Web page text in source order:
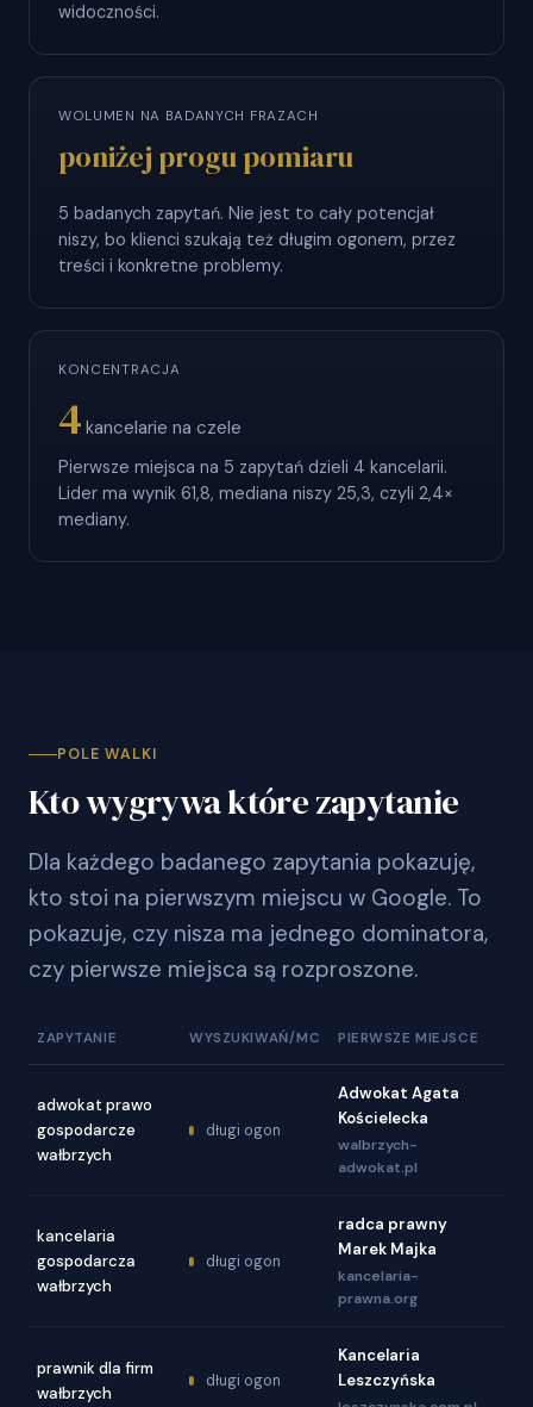
widoczności.
WOLUMEN NA BADANYCH FRAZACH
poniżej progu pomiaru
5 badanych zapytań. Nie jest to cały potencjał
niszy, bo klienci szukają też długim ogonem, przez
treści i konkretne problemy.
KONCENTRACJA
4 kancelarie na czele
Pierwsze miejsca na 5 zapytań dzieli 4 kancelarii.
Lider ma wynik 61,8, mediana niszy 25,3, czyli 2,4×
mediany.
POLE WALKI
Kto wygrywa które zapytanie
Dla każdego badanego zapytania pokazuję,
kto stoi na pierwszym miejscu w Google. To
pokazuje, czy nisza ma jednego dominatora,
czy pierwsze miejsca są rozproszone.
ZAPYTANIE WYSZUKIWAŃ/MC PIERWSZE MIEJSCE
adwokat prawo
gospodarcze
wałbrzych
długi ogon
Adwokat Agata
Kościelecka
walbrzych-
adwokat.pl
kancelaria
gospodarcza
wałbrzych
długi ogon
radca prawny
Marek Majka
kancelaria-
prawna.org
prawnik dla firm
wałbrzych
długi ogon
Kancelaria
Leszczyńska